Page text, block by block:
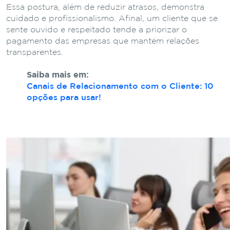
Essa postura, além de reduzir atrasos, demonstra
cuidado e profissionalismo. Afinal, um cliente que se
sente ouvido e respeitado tende a priorizar o
pagamento das empresas que mantêm relações
transparentes.
Saiba mais em:
Canais de Relacionamento com o Cliente: 10
opções para usar!